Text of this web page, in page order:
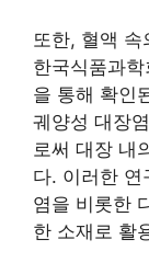
또한, 혈액 속
한국식품과
을 통해 확인
궤양성 대장
로써 대장 내
다. 이러한
염을 비롯한
한 소재로 활